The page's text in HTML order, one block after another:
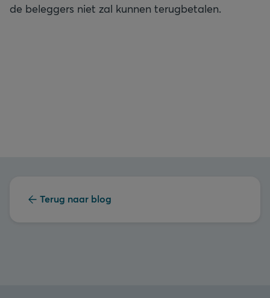
de beleggers niet zal kunnen terugbetalen.
Terug naar blog